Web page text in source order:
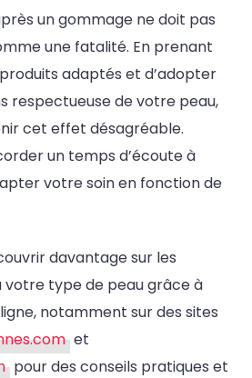
un gommage ne doit pas
une fatalité. En prenant
adaptés et d’adopter
respectueuse de votre peau,
cet effet désagréable.
un temps d’écoute à
votre soin en fonction de
davantage sur les
votre type de peau grâce à
notamment sur des sites
et
pour des conseils pratiques et